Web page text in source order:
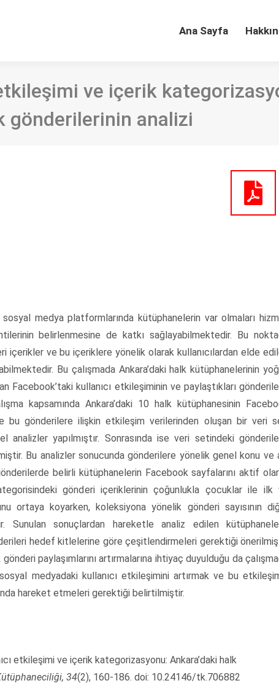
Ana Sayfa
ve içerik
gönderilerinin analizi
medya platformlarında kütüphanelerin var olmaları
belirlenmesine de katkı sağlayabilmektedir. Bu
ve bu içeriklere yönelik olarak kullanıcılardan elde
Bu çalışmada Ankara’daki halk kütüphanelerinin
Facebook’taki kullanıcı etkileşiminin ve paylaştıkları
kapsamında Ankara’daki 10 halk kütüphanesinin
bu gönderilere ilişkin etkileşim verilerinden oluşan bir veri
yapılmıştır. Sonrasında ise veri setindeki
Bu analizler sonucunda gönderilere yönelik genel konu ve
belirli kütüphanelerin Facebook sayfalarını aktif
gönderi içeriklerinin çoğunlukla çocuklar ile ilk
ortaya koyarken, koleksiyona yönelik gönderi sayısının
Sunulan sonuçlardan hareketle analiz edilen
hedef kitlelerine göre çeşitlendirmeleri gerektiği
paylaşımlarını artırmalarına ihtiyaç duyulduğu da
medyadaki kullanıcı etkileşimini artırmak ve bu
hareket etmeleri gerektiği belirtilmiştir.
etkileşimi ve içerik kategorizasyonu: Ankara’daki halk
34(2), 160-186. doi: 10.24146/tk.706882